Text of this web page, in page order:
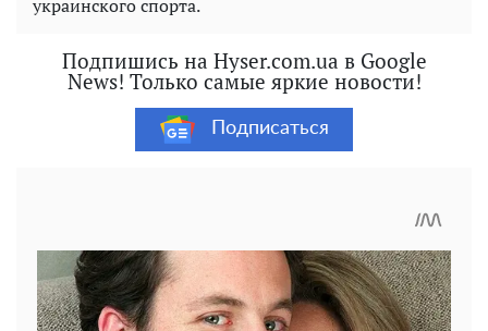
украинского спорта.
Подпишись на Hyser.com.ua в Google
News! Только самые яркие новости!
Подписаться